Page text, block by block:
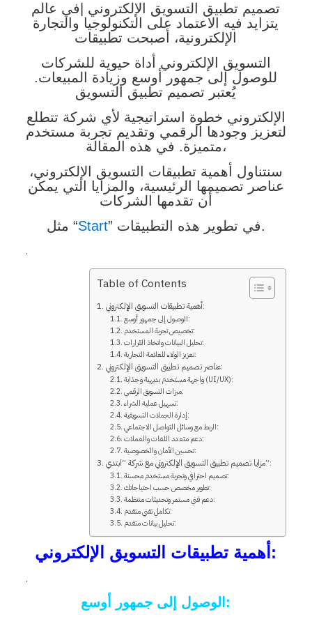
تصميم تطبيق التسويق الإلكتروني |
في عالم
يتزايد فيه الاعتماد على التكنولوجيا والتجارة
الإلكترونية، أصبحت تطبيقات
التسويق الإلكتروني أداة حيوية للشركات
للوصول إلى جمهور أوسع وزيادة المبيعات.
يُعتبر تصميم تطبيق التسويق
الإلكتروني خطوة استراتيجية لأي شركة تتطلع
لتعزيز وجودها الرقمي وتقديم تجربة مستخدم
متميزة. في هذه المقالة،
سنتناول أهمية تطبيقات التسويق الإلكتروني،
عناصر تصميمها الرئيسية، والمزايا التي يمكن
أن تقدمها الشركات
مثل “Start ” في تطوير هذه التطبيقات.
.
Table of Contents
أهمية تطبيقات التسويق الإلكتروني:
الوصول إلى جمهور أوسع:
تخصيص تجربة المستخدم:
تحليل البيانات واتخاذ القرارات:
تعزيز الولاء للعلامة التجارية:
عناصر تصميم تطبيق التسويق الإلكتروني:
واجهة مستخدم بديهية وجذابة (UI/UX):
ميزات التسويق الرقمي:
تسهيل عملية الشراء:
إدارة الحملات التسويقية:
الربط مع وسائل التواصل الاجتماعي:
دعم متعدد اللغات والعملات:
تحسين الأمان والخصوصية:
مزايا تصميم تطبيق التسويق الإلكتروني مع شركة “ابتدي”:
تصميم احترافي وتجربة مستخدم محسنة:
تطوير مخصص حسب احتياجاتك:
دعم فني مستمر وتحديثات منتظمة:
تكامل تقني متقدم:
تحليل بيانات متقدم:
أهمية تطبيقات التسويق الإلكتروني:
.
الوصول إلى جمهور أوسع: